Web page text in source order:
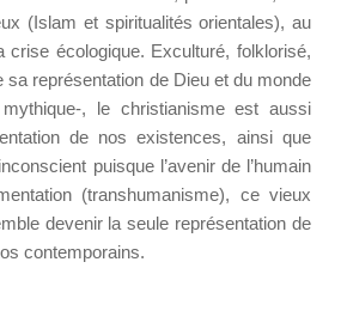
(Islam et spiritualités orientales), au
crise écologique. Exculturé, folklorisé,
sa représentation de Dieu et du monde
, le christianisme est aussi
de nos existences, ainsi que
puisque l’avenir de l’humain
(transhumanisme), ce vieux
devenir la seule représentation de
contemporains.